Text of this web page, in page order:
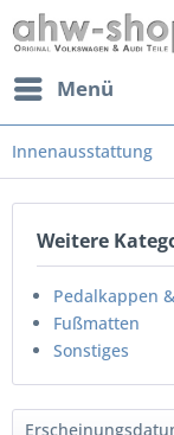
Menü
Innenausstattung
Weitere
Pedalkappen
Fußmatten
Sonstiges